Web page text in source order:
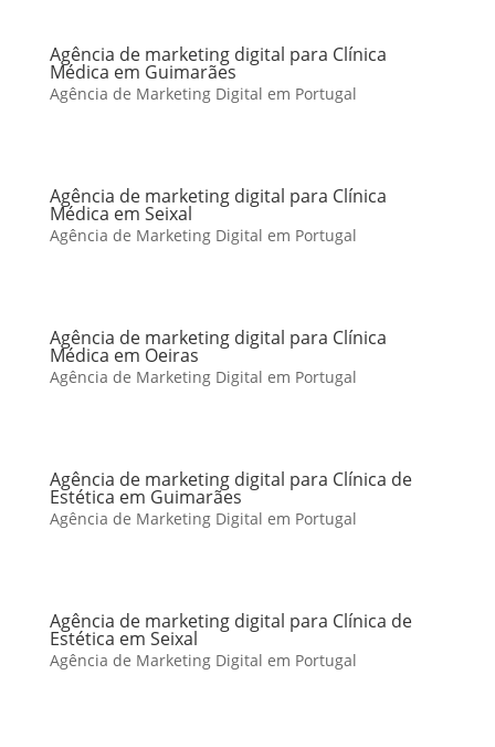
Agência de marketing digital para Clínica
Médica em Guimarães
Agência de Marketing Digital em Portugal
Agência de marketing digital para Clínica
Médica em Seixal
Agência de Marketing Digital em Portugal
Agência de marketing digital para Clínica
Médica em Oeiras
Agência de Marketing Digital em Portugal
Agência de marketing digital para Clínica de
Estética em Guimarães
Agência de Marketing Digital em Portugal
Agência de marketing digital para Clínica de
Estética em Seixal
Agência de Marketing Digital em Portugal